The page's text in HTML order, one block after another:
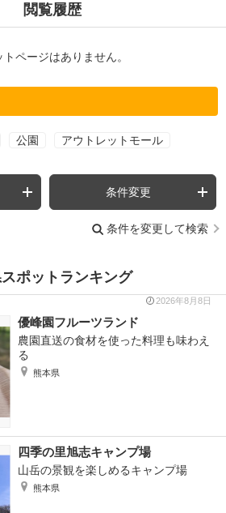
閲覧履歴
ページはありません。
公園 アウトレットモール
条件変更
条件を変更して検索
ポットランキング
2026年8月8日
優峰園フルーツランド
農園直送の食材を使った料理も味わえ
る
熊本県
四季の里旭志キャンプ場
山岳の景観を楽しめるキャンプ場
熊本県